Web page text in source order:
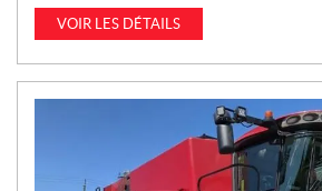
I
X
:
VOIR LES DÉTAILS